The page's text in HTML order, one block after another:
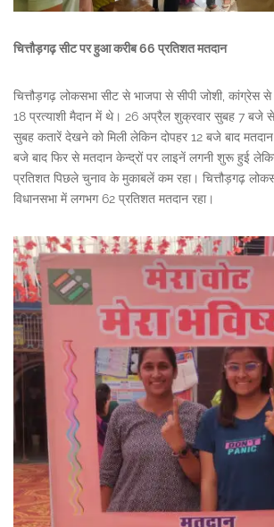
चित्तौड़गढ़ सीट पर हुआ करीब 66 प्रतिशत मतदान
चित्तौड़गढ़ लोकसभा सीट से भाजपा से सीपी जोशी,
18 प्रत्याशी मैदान में थे। 26 अप्रैल शुक्रवार सुबह 7 बजे
सुबह कतारें देखने को मिली लेकिन दोपहर 12 बजे बाद मतदान
बजे बाद फिर से मतदान केन्द्रों पर लाइनें लगनी शुरू हुई
प्रतिशत पिछले चुनाव के मुकाबलें कम रहा। चित्तौड़गढ़
विधानसभा में लगभग 62 प्रतिशत मतदान रहा।